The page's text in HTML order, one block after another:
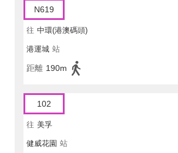
N619
往 中環(港澳碼頭)
港運城 站
距離 190m
102
往 美孚
健威花園 站